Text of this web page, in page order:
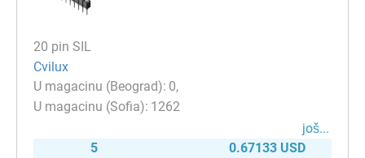
20 pin SIL
Cvilux
0
1262
јоš...
5
0.67133 USD